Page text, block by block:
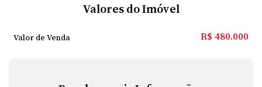
Valores do Imóvel
R$ 480.000
Valor de Venda